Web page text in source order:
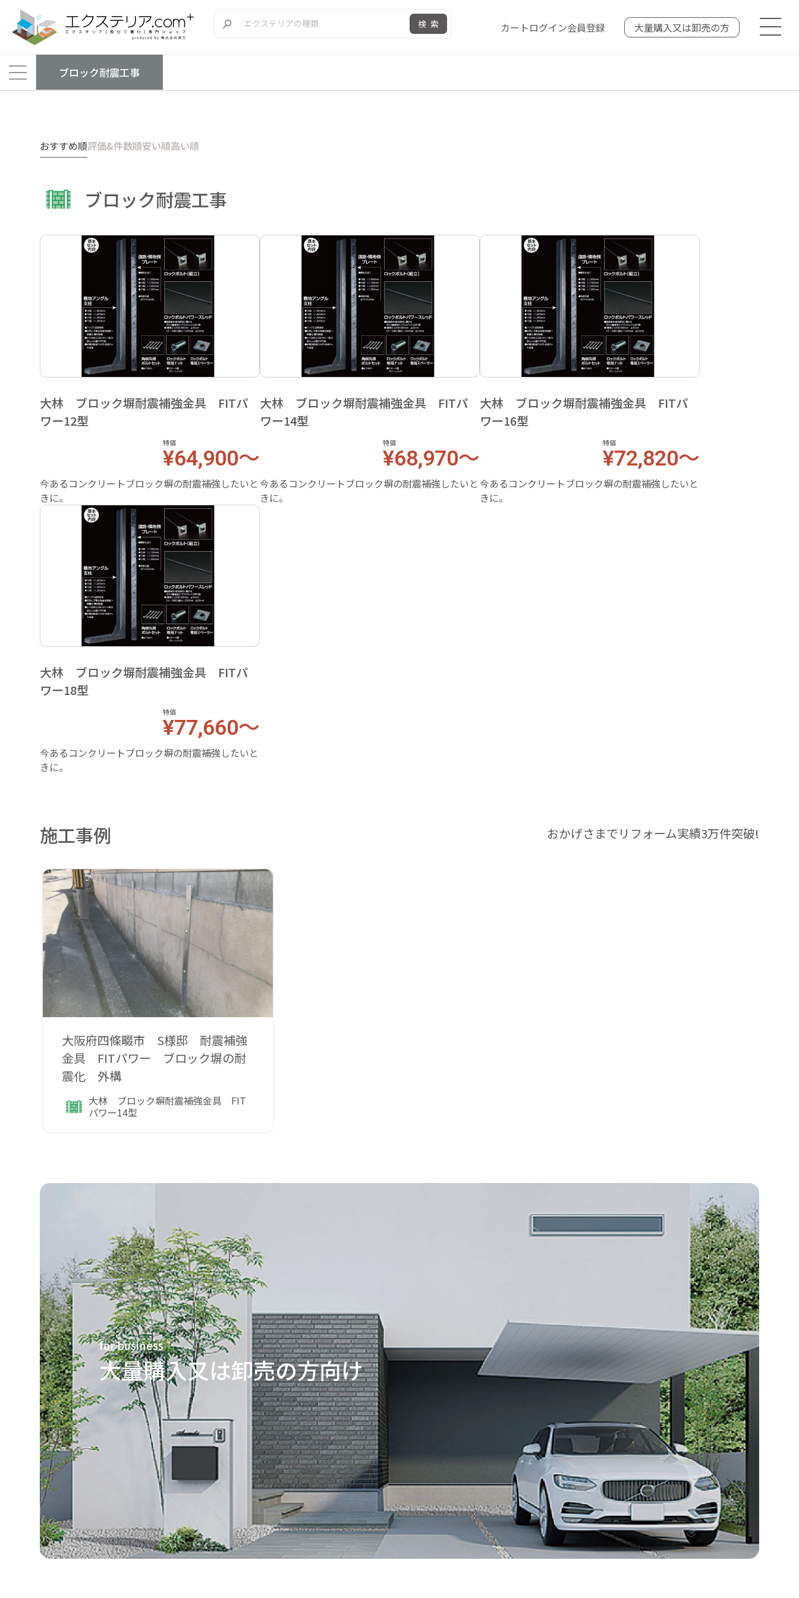
検索 カートログイン会員登録 大量購入又は卸売の方
ブロック耐震工事
おすすめ順評価&件数順安い順高い順
ブロック耐震工事
大林 ブロック塀耐震補強金具 FITパ
ワー12型
特価
¥64,900～
今あるコンクリートブロック塀の耐震補強したいと
きに。
大林 ブロック塀耐震補強金具 FITパ
ワー14型
特価
¥68,970～
今あるコンクリートブロック塀の耐震補強したいと
きに。
大林 ブロック塀耐震補強金具 FITパ
ワー16型
特価
¥72,820～
今あるコンクリートブロック塀の耐震補強したいと
きに。
大林 ブロック塀耐震補強金具 FITパ
ワー18型
特価
¥77,660～
今あるコンクリートブロック塀の耐震補強したいと
きに。
施工事例 おかげさまでリフォーム実績3万件突破!
大阪府四條畷市 S様邸 耐震補強
金具 FITパワー ブロック塀の耐
震化 外構
大林 ブロック塀耐震補強金具 FIT
パワー14型
for business
大量購入又は卸売の方向け